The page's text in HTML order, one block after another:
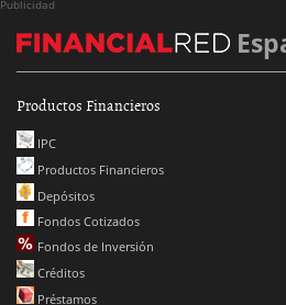
Publicidad
Productos Financieros
IPC
Productos Financieros
Depósitos
Fondos Cotizados
Fondos de Inversión
Créditos
Préstamos